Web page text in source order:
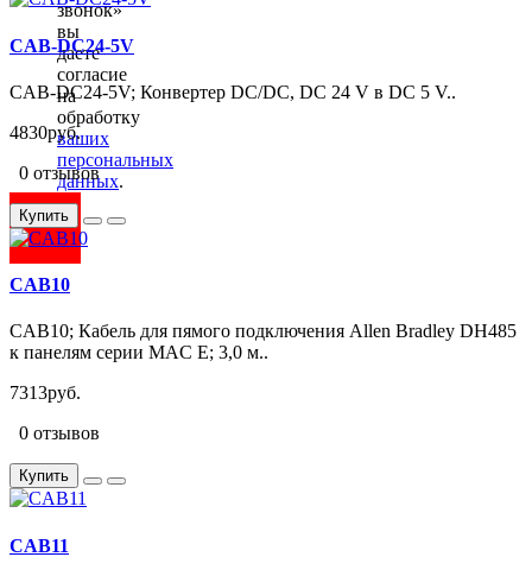
звонок»
вы
даете
согласие
на
обработку
ваших
персональных
данных.
CAB-DC24-5V
CAB-DC24-5V; Конвертер DC/DC, DC 24 V в DC 5 V..
4830руб.
0 отзывов
Купить
CAB10
CAB10; Кабель для пямого подключения Allen Bradley DH485
к панелям серии MAC E; 3,0 м..
7313руб.
0 отзывов
Купить
CAB11